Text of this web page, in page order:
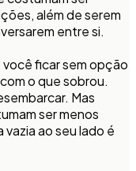
além de serem
entre si.
ficar sem opção
o que sobrou.
Mas
ser menos
ao seu lado é